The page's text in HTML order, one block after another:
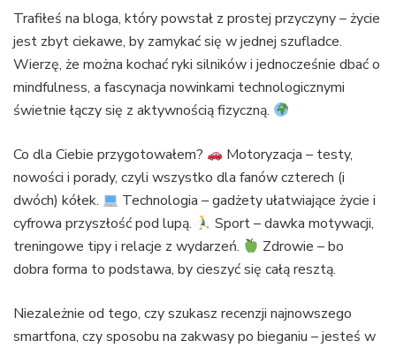
Trafiłeś na bloga, który powstał z prostej przyczyny – życie
jest zbyt ciekawe, by zamykać się w jednej szufladce.
Wierzę, że można kochać ryki silników i jednocześnie dbać o
mindfulness, a fascynacja nowinkami technologicznymi
świetnie łączy się z aktywnością fizyczną.
Co dla Ciebie przygotowałem?
Motoryzacja – testy,
nowości i porady, czyli wszystko dla fanów czterech (i
dwóch) kółek.
Technologia – gadżety ułatwiające życie i
cyfrowa przyszłość pod lupą.
Sport – dawka motywacji,
treningowe tipy i relacje z wydarzeń.
Zdrowie – bo
dobra forma to podstawa, by cieszyć się całą resztą.
Niezależnie od tego, czy szukasz recenzji najnowszego
smartfona, czy sposobu na zakwasy po bieganiu – jesteś w